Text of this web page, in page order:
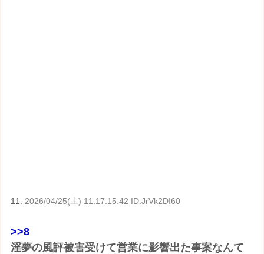
11:2026/04/25(土) 11:17:15.42 ID:JrVk2DI60
>>8
淫夢の風評被害受けて営業に影響出た事案なんて